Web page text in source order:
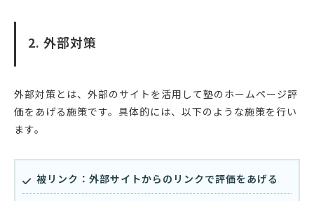
2. 外部対策
外部対策とは、外部のサイトを活用して塾のホームページ評
価をあげる施策です。具体的には、以下のような施策を行い
ます。
被リンク：外部サイトからのリンクで評価をあげる